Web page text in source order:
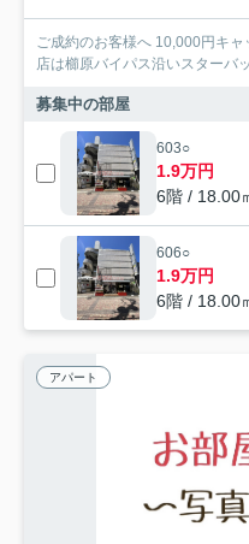
ご成約のお客様へ 10,000円キ
店は櫛原バイパス沿いスターバ
募集中の部屋
603○
1.9万円
6階 / 18.00
606○
1.9万円
6階 / 18.00
アパート